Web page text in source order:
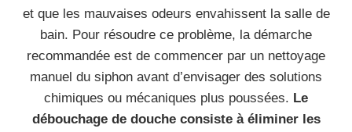
et que les mauvaises odeurs envahissent la salle de
bain. Pour résoudre ce problème, la démarche
recommandée est de commencer par un nettoyage
manuel du siphon avant d’envisager des solutions
chimiques ou mécaniques plus poussées. Le
débouchage de douche consiste à éliminer les